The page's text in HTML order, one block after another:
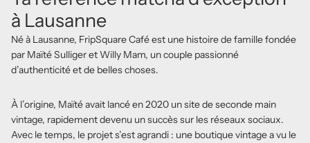
à Lausanne
Né à Lausanne, FripSquare Café est une histoire de famille fondée
par Maïté Sulliger et Willy Mam, un couple passionné
d’authenticité et de belles choses.
À l’origine, Maïté avait lancé en 2020 un site de seconde main
vintage, rapidement devenu un succès sur les réseaux sociaux.
Avec le temps, le projet s’est agrandi : une boutique vintage a vu le